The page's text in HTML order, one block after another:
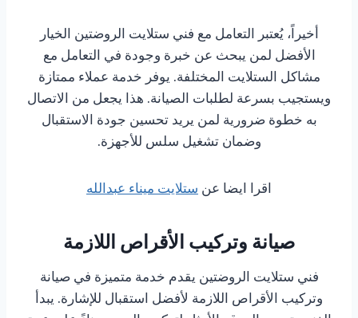
أخيراً، يُعتبر التعامل مع فني ستلايت الروضتين الخيار
الأفضل لمن يبحث عن خبرة وجودة في التعامل مع
مشاكل الستلايت المختلفة. يوفر خدمة عملاء ممتازة
ويستجيب بسرعة لطلبات الصيانة. هذا يجعل من الاتصال
به خطوة ضرورية لمن يريد تحسين جودة الاستقبال
وضمان تشغيل سلس للأجهزة.
اقرا ايضا عنستلايت ميناء عبدالله
صيانة وتركيب الأقراص اللازمة
فني ستلايت الروضتين يقدم خدمة متميزة في صيانة
وتركيب الأقراص اللازمة لأفضل استقبال للإشارة. يبدأ